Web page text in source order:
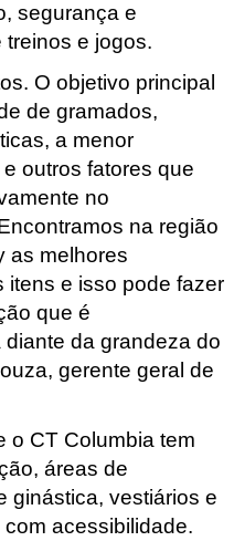
segurança e
e jogos.
O objetivo principal
de gramados,
a menor
outros fatores que
no
na região
as melhores
e isso pode fazer
que é
da grandeza do
gerente geral de
o CT Columbia tem
áreas de
ginástica, vestiários e
acessibilidade.